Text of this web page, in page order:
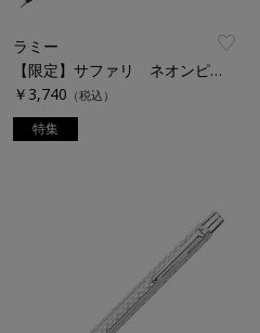
ラミー
【限定】サファリ ネオンピンク ペンシル ０．５ｍｍ
￥3,740 （税込）
特集